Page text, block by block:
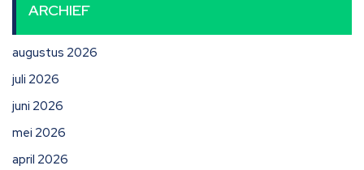
ARCHIEF
augustus 2026
juli 2026
juni 2026
mei 2026
april 2026